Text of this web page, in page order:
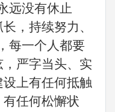
远没有休止
，持续努力、
每一个人都要
严字当头、实
上有任何抵触
任何松懈状